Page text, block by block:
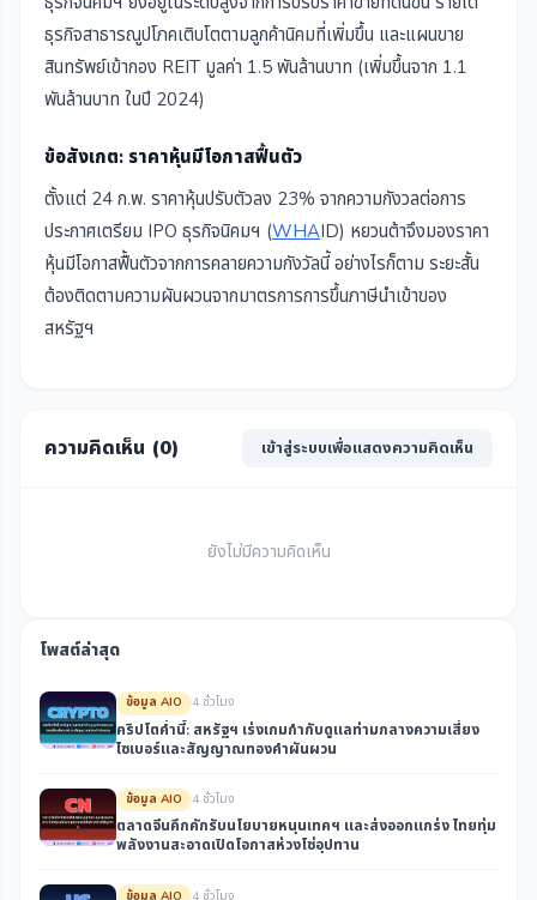
ธุรกิจสาธารณูปโภคเติบโตตามลูกค้านิคมที่เพิ่มขึ้น และแผนขาย
สินทรัพย์เข้ากอง REIT มูลค่า 1.5 พันล้านบาท (เพิ่มขึ้นจาก 1.1
พันล้านบาท ในปี 2024)
ข้อสังเกต: ราคาหุ้นมีโอกาสฟื้นตัว
ตั้งแต่ 24 ก.พ. ราคาหุ้นปรับตัวลง 23% จากความกังวลต่อการ
ประกาศเตรียม IPO ธุรกิจนิคมฯ (WHAID) หยวนต้าจึงมองราคา
หุ้นมีโอกาสฟื้นตัวจากการคลายความกังวัลนี้ อย่างไรก็ตาม ระยะสั้น
ต้องติดตามความผันผวนจากมาตรการการขึ้นภาษีนำเข้าของ
สหรัฐฯ
ความคิดเห็น (0) เข้าสู่ระบบเพื่อแสดงความคิดเห็น
ยังไม่มีความคิดเห็น
โพสต์ล่าสุด
ข้อมูล AIO 4 ชั่วโมง
คริปโตค่ำนี้: สหรัฐฯ เร่งเกมกำกับดูแลท่ามกลางความเสี่ยง
ไซเบอร์และสัญญาณทองคำผันผวน
ข้อมูล AIO 4 ชั่วโมง
ตลาดจีนคึกคักรับนโยบายหนุนเทคฯ และส่งออกแกร่ง ไทยทุ่ม
พลังงานสะอาดเปิดโอกาสห่วงโซ่อุปทาน
ข้อมูล AIO 4 ชั่วโมง